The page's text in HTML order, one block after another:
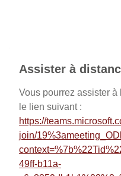
Assister à
Vous pourrez assister
le lien suivant :
https://
join/
49ff-b11a-